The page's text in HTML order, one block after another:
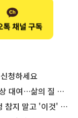
청하세요
…삶의 질 높인다
고 '이것' 해보세요!